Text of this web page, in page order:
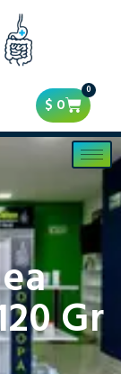
$0
0
Gr